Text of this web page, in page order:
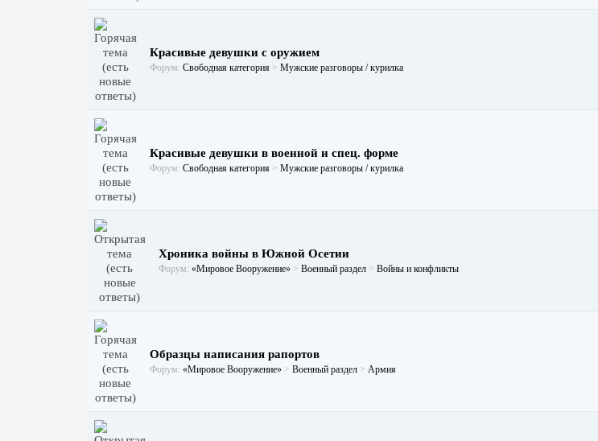
Красивые девушки с оружием
Форум: Свободная категория> Мужские разговоры / курилка
Красивые девушки в военной и спец. форме
Форум: Свободная категория> Мужские разговоры / курилка
Хроника войны в Южной Осетии
Форум: «Мировое Вооружение»> Военный раздел> Войны и конфликты
Образцы написания рапортов
Форум: «Мировое Вооружение»> Военный раздел> Армия